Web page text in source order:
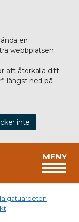
en
webbplatsen.
att återkalla ditt
längst ned på
inte
MENY
gatuarbeten